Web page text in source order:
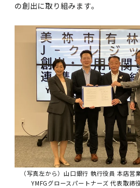
の創出に取り組みます。
（写真左から）山口銀行 執行役員 本店営
YMFGグロースパートナーズ 代表取締